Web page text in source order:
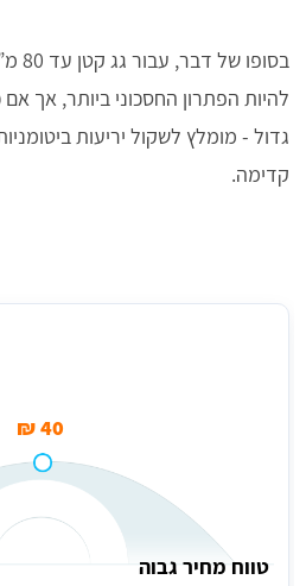
להיות הפתרון החסכוני ביותר, אך
גדול - מומלץ לשקול יריעות
קדימה.
40 ₪
טווח מחיר גבוה